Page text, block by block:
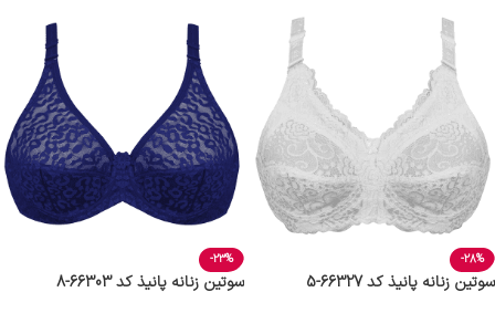
-28%
سوتین زنانه پانیذ کد 66327-5
-23%
سوتین زنانه پانیذ کد 66303-8